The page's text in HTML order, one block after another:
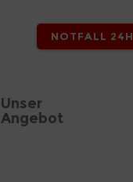
NOTFALL 24H
Unser
Angebot